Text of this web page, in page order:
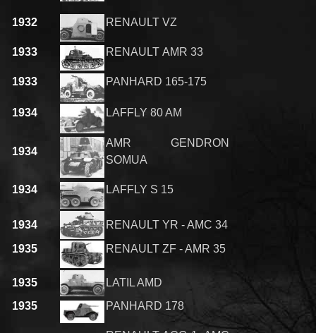
1932 RENAULT VZ
1933 RENAULT AMR 33
1933 PANHARD 165-175
1934 LAFFLY 80 AM
1934
AMR GENDRON
SOMUA
1934 LAFFLY S 15
1934
RENAULT YR - AMC 34
1935
RENAULT ZF - AMR 35
1935
LATIL AMD
1935
PANHARD 178